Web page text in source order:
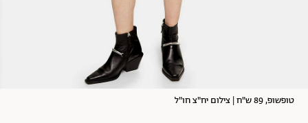
טופשופ, 89 ש"ח | צילום יח"צ חו"ל